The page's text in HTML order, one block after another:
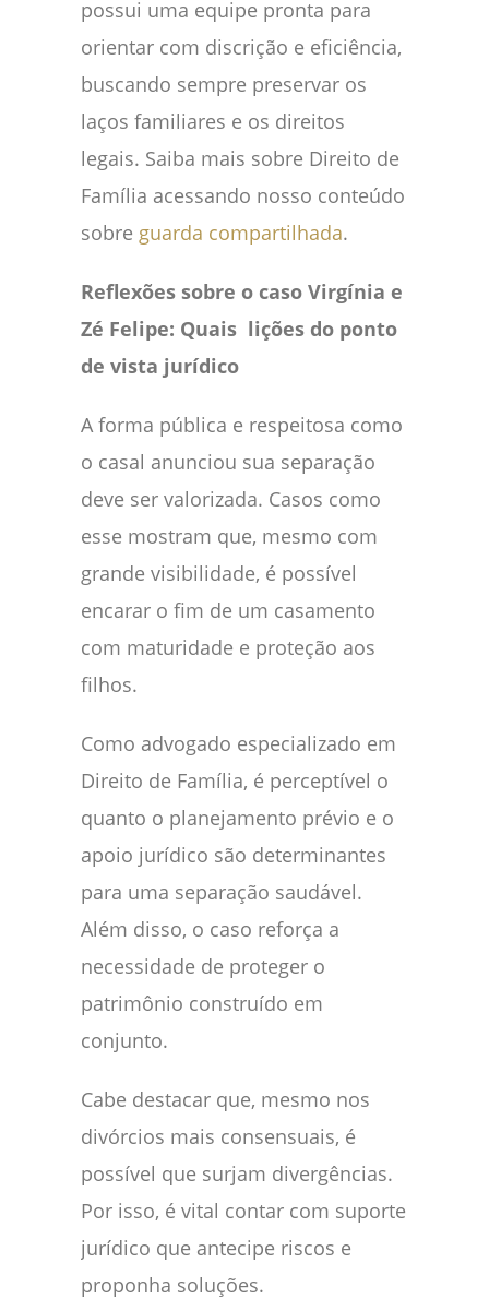
possui uma equipe pronta para
orientar com discrição e eficiência,
buscando sempre preservar os
laços familiares e os direitos
legais. Saiba mais sobre Direito de
Família acessando nosso conteúdo
sobre guarda compartilhada.
Reflexões sobre o caso Virgínia e
Zé Felipe: Quais lições do ponto
de vista jurídico
A forma pública e respeitosa como
o casal anunciou sua separação
deve ser valorizada. Casos como
esse mostram que, mesmo com
grande visibilidade, é possível
encarar o fim de um casamento
com maturidade e proteção aos
filhos.
Como advogado especializado em
Direito de Família, é perceptível o
quanto o planejamento prévio e o
apoio jurídico são determinantes
para uma separação saudável.
Além disso, o caso reforça a
necessidade de proteger o
patrimônio construído em
conjunto.
Cabe destacar que, mesmo nos
divórcios mais consensuais, é
possível que surjam divergências.
Por isso, é vital contar com suporte
jurídico que antecipe riscos e
proponha soluções.